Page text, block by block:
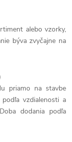
alebo vzorky,
býva zvyčajne na
priamo na stavbe
vzdialenosti a
dodania podľa